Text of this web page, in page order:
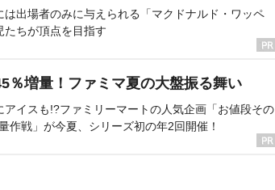
は出場者のみに与えられる「マクドナルド・ワッペ
たちが頂点を目指す
％増量！ファミマ夏の大盤振る舞い
アイスも!?ファミリーマートの人気企画「お値段その
作戦」が今夏、シリーズ初の年2回開催！